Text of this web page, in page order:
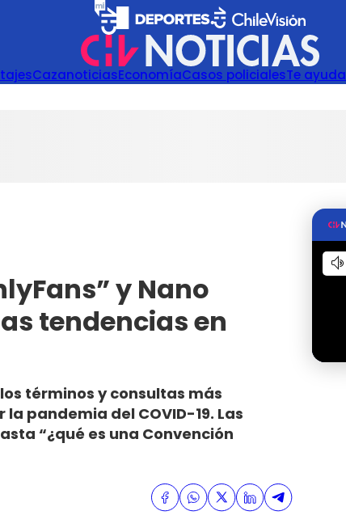
CazanoticiasEconomíaCasos policialesTe ayuda
y Nano
tendencias en
términos y consultas más
pandemia del COVID-19. Las
“¿qué es una Convención